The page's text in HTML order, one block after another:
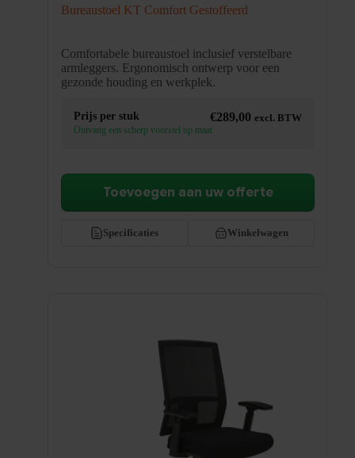
Bureaustoel KT Comfort Gestoffeerd
Comfortabele bureaustoel inclusief verstelbare
armleggers. Ergonomisch ontwerp voor een
gezonde houding en werkplek.
Prijs per stuk €289,00 excl. BTW
Ontvang een scherp voorstel op maat
Specificaties Winkelwagen
Toevoegen aan uw offerte